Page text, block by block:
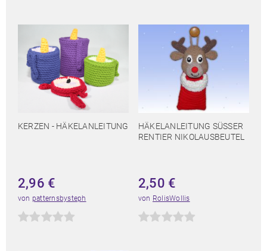
KERZEN - HÄKELANLEITUNG
2,96 €
von patternsbysteph
HÄKELANLEITUNG SÜSSER
RENTIER NIKOLAUSBEUTEL
2,50 €
von RolisWollis